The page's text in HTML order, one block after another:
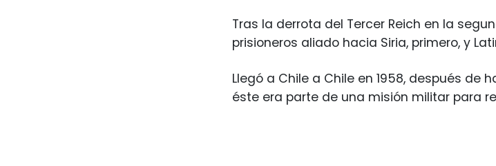
Tras la derrota del Tercer Reich en la
prisioneros aliado hacia Siria, primero, y
Llegó a Chile a Chile en 1958, después de
éste era parte de una misión militar para